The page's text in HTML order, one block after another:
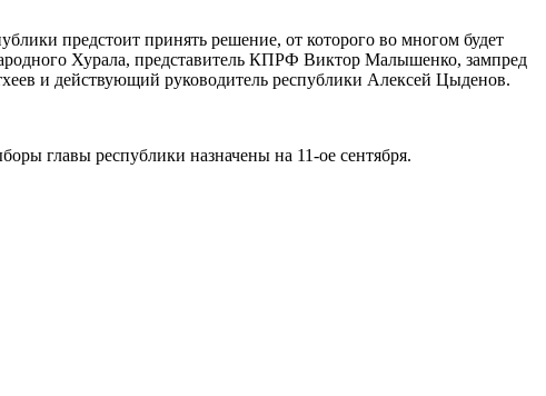
предстоит принять решение, от которого во многом будет
Хурала, представитель КПРФ Виктор Малышенко, зампред
и действующий руководитель республики Алексей Цыденов.
главы республики назначены на 11-ое сентября.